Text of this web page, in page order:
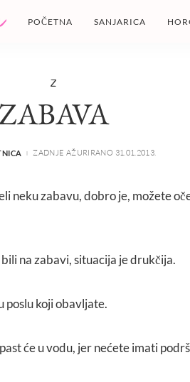
POČETNA SANJARICA
Z
ZABAVA
ZADNJE AŽURIRANO 31.01.2013.
neku zabavu, dobro je, možete
na zabavi, situacija je drukčija.
poslu koji obavljate.
će u vodu, jer nećete imati